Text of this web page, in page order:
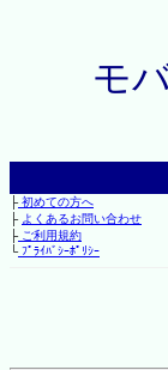
モ
├初めての方へ
├ よくあるお問い合わせ
├ご利用規約
└ﾌﾟﾗｲﾊﾞｼｰﾎﾟﾘｼｰ